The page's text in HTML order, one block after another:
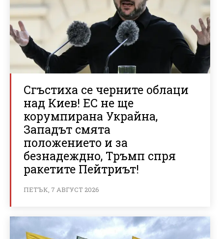
Сгъстиха се черните облаци
над Киев! ЕС не ще
корумпирана Украйна,
Западът смята
положението и за
безнадеждно, Тръмп спря
ракетите Пейтриът!
ПЕТЪК, 7 АВГУСТ 2026